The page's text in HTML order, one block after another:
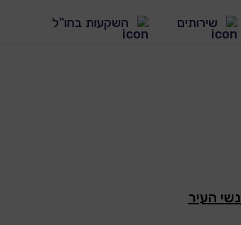
שירותים השקעות בחו"ל
העיר